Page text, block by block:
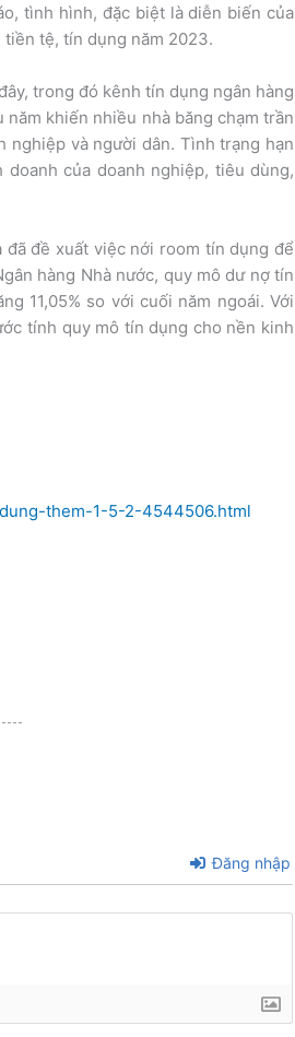
tình hình, đặc biệt là diễn biến của
tệ, tín dụng năm 2023.
trong đó kênh tín dụng ngân hàng
khiến nhiều nhà băng chạm trần
nghiệp và người dân. Tình trạng hạn
của doanh nghiệp, tiêu dùng,
đề xuất việc nới room tín dụng để
hàng Nhà nước, quy mô dư nợ tín
11,05% so với cuối năm ngoái. Với
tính quy mô tín dụng cho nền kinh
them-1-5-2-4544506.html
Đăng nhập